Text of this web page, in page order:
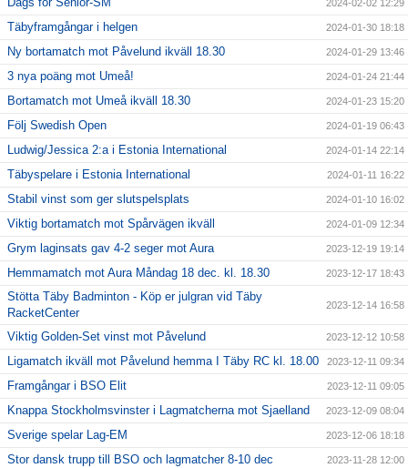
2024-02-02 12:29
Täbyframgångar i helgen 2024-01-30 18:18
Ny bortamatch mot Påvelund ikväll 18.30 2024-01-29 13:46
3 nya poäng mot Umeå! 2024-01-24 21:44
Bortamatch mot Umeå ikväll 18.30 2024-01-23 15:20
Följ Swedish Open 2024-01-19 06:43
Ludwig/Jessica 2:a i Estonia International 2024-01-14 22:14
Täbyspelare i Estonia International 2024-01-11 16:22
Stabil vinst som ger slutspelsplats 2024-01-10 16:02
Viktig bortamatch mot Spårvägen ikväll 2024-01-09 12:34
Grym laginsats gav 4-2 seger mot Aura 2023-12-19 19:14
Hemmamatch mot Aura Måndag 18 dec. kl. 18.30 2023-12-17 18:43
Stötta Täby Badminton - Köp er julgran vid Täby
RacketCenter
2023-12-14 16:58
Viktig Golden-Set vinst mot Påvelund 2023-12-12 10:58
Ligamatch ikväll mot Påvelund hemma I Täby RC kl. 18.00 2023-12-11 09:34
Framgångar i BSO Elit 2023-12-11 09:05
Knappa Stockholmsvinster i Lagmatcherna mot Sjaelland 2023-12-09 08:04
Sverige spelar Lag-EM 2023-12-06 18:18
Stor dansk trupp till BSO och lagmatcher 8-10 dec 2023-11-28 12:00